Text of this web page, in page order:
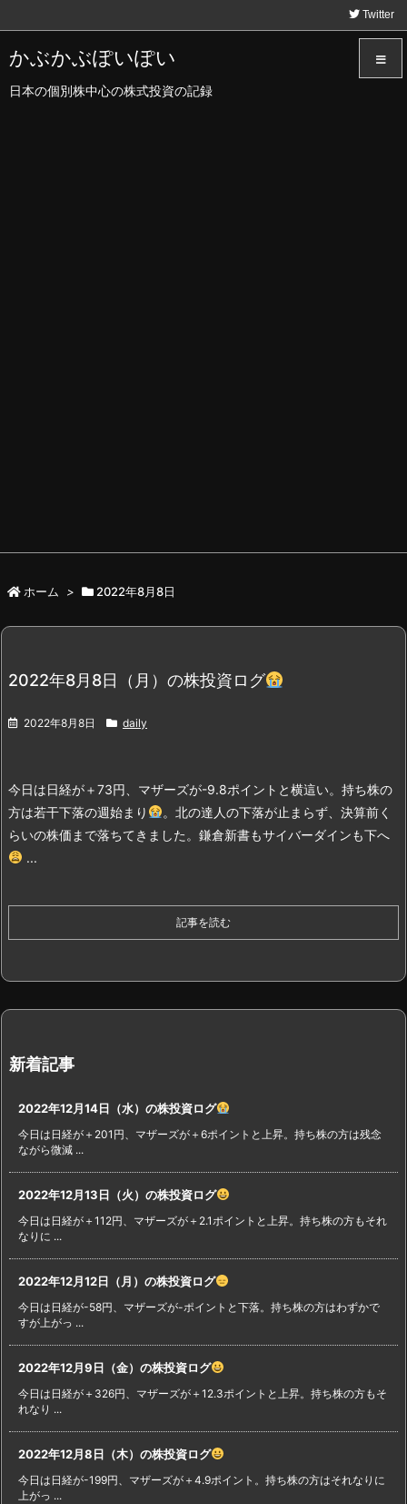
かぶかぶぽいぽい
日本の個別株中心の株式投資の記録
Twitter
ホーム > 2022年8月8日
2022年8月8日（月）の株投資ログ
2022年8月8日 daily
今日は日経が＋73円、マザーズが-9.8ポイントと横這い。持ち株の
方は若干下落の週始まり
。 北の達人の下落が止まらず、決算前く
らいの株価まで落ちてきました。鎌倉新書もサイバーダインも下へ
...
記事を読む
新着記事
2022年12月14日（水）の株投資ログ
今日は日経が＋201円、マザーズが＋6ポイントと上昇。持ち株の方は残念
ながら微減 ...
2022年12月13日（火）の株投資ログ
今日は日経が＋112円、マザーズが＋2.1ポイントと上昇。持ち株の方もそれ
なりに ...
2022年12月12日（月）の株投資ログ
今日は日経が-58円、マザーズが-ポイントと下落。持ち株の方はわずかで
すが上がっ ...
2022年12月9日（金）の株投資ログ
今日は日経が＋326円、マザーズが＋12.3ポイントと上昇。持ち株の方もそ
れなり ...
2022年12月8日（木）の株投資ログ
今日は日経が-199円、マザーズが＋4.9ポイント。持ち株の方はそれなりに
上がっ ...